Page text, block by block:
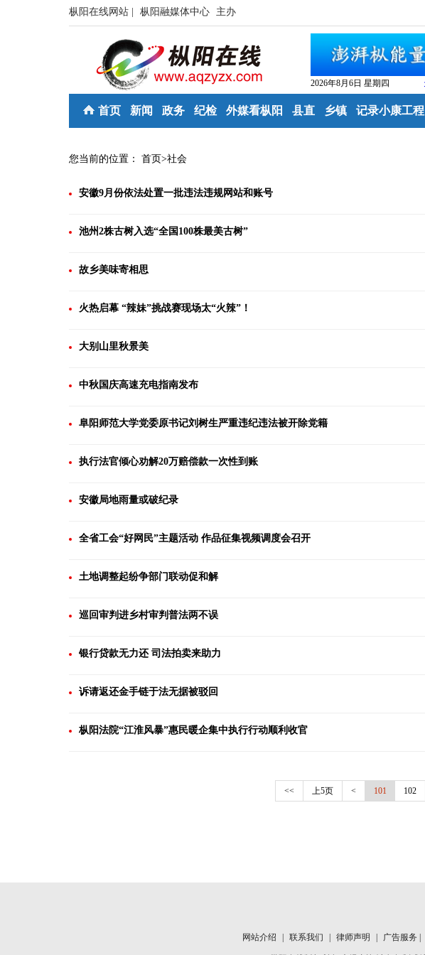
枞阳在线网站 | 枞阳融媒体中心 主办
2026年8月6日 星期四
首页 新闻 政务 纪检 外媒看枞阳 县直 乡镇 记录小康工程
您当前的位置： 首页>社会
安徽9月份依法处置一批违法违规网站和账号
池州2株古树入选“全国100株最美古树”
故乡美味寄相思
火热启幕 “辣妹”挑战赛现场太“火辣”！
大别山里秋景美
中秋国庆高速充电指南发布
阜阳师范大学党委原书记刘树生严重违纪违法被开除党籍
执行法官倾心劝解20万赔偿款一次性到账
安徽局地雨量或破纪录
全省工会“好网民”主题活动 作品征集视频调度会召开
土地调整起纷争部门联动促和解
巡回审判进乡村审判普法两不误
银行贷款无力还 司法拍卖来助力
诉请返还金手链于法无据被驳回
枞阳法院“江淮风暴”惠民暖企集中执行行动顺利收官
<< 上5页 < 101 102
网站介绍 联系我们 律师声明 广告服务 |